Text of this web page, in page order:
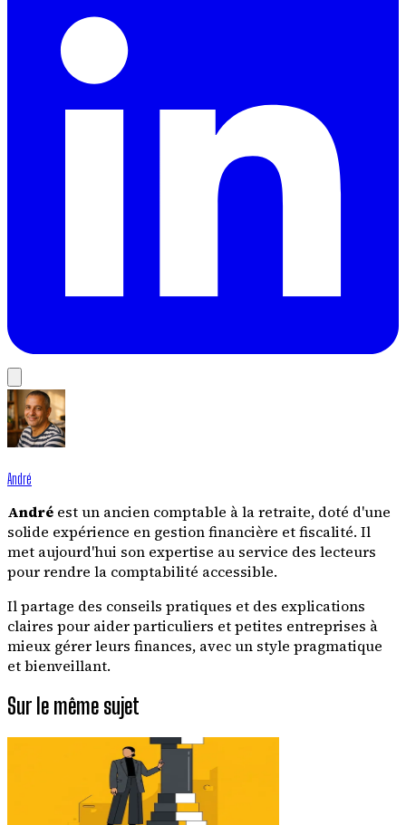
André
André est un ancien comptable à la retraite, doté d'une
solide expérience en gestion financière et fiscalité. Il
met aujourd'hui son expertise au service des lecteurs
pour rendre la comptabilité accessible.
Il partage des conseils pratiques et des explications
claires pour aider particuliers et petites entreprises à
mieux gérer leurs finances, avec un style pragmatique
et bienveillant.
Sur le même sujet